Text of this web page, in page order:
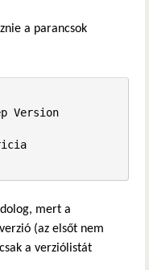
a parancsok
Version
mert a
(az elsőt nem
a verziólistát